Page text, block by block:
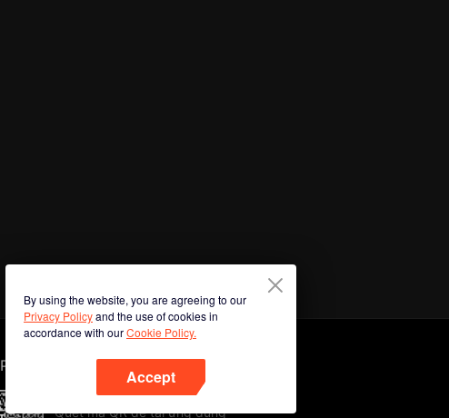
By using the website, you are agreeing to our
Privacy Policyand the use of cookies in
accordance with ourCookie Policy.
Accept
Phone
Quét mã QR để tải ứng dụng